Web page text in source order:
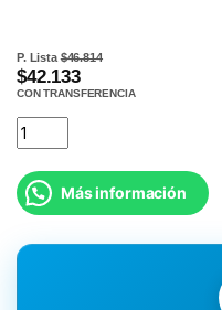
P. Lista$46.814
$42.133
CON TRANSFERENCIA
Más información